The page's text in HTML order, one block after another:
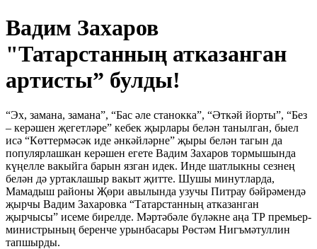
Вадим Захаров
"Татарстанның атказанган
артисты” булды!
“Эх, замана, замана”, “Бас әле станокка”, “Әткәй йорты”, “Без
– керәшен җегетләре” кебек җырлары белән танылган, быел
исә “Көттермәсәк иде әнкәйләрне” җыры белән тагын да
популярлашкан керәшен егете Вадим Захаров тормышында
күңелле вакыйга барын язган идек. Инде шатлыкны сезнең
белән дә уртаклашыр вакыт җитте. Шушы минутларда,
Мамадыш районы Җөри авылында узучы Питрау бәйрәмендә
җырчы Вадим Захаровка “Татарстанның атказанган
җырчысы” исеме бирелде. Мәртәбәле бүләкне аңа ТР премьер-
министрының беренче урынбасары Рөстәм Нигъмәтуллин
тапшырды.